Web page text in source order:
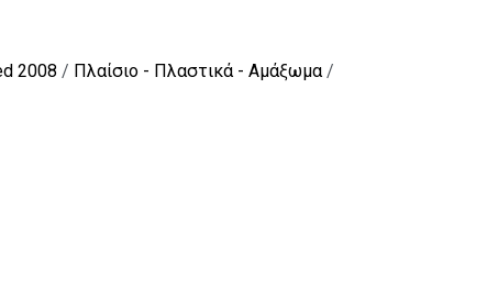
2008 / Πλαίσιο - Πλαστικά - Αμάξωμα/